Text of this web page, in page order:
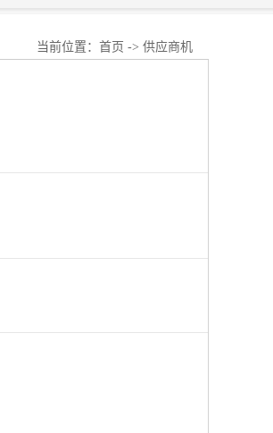
当前位置： 首页 -> 供应商机